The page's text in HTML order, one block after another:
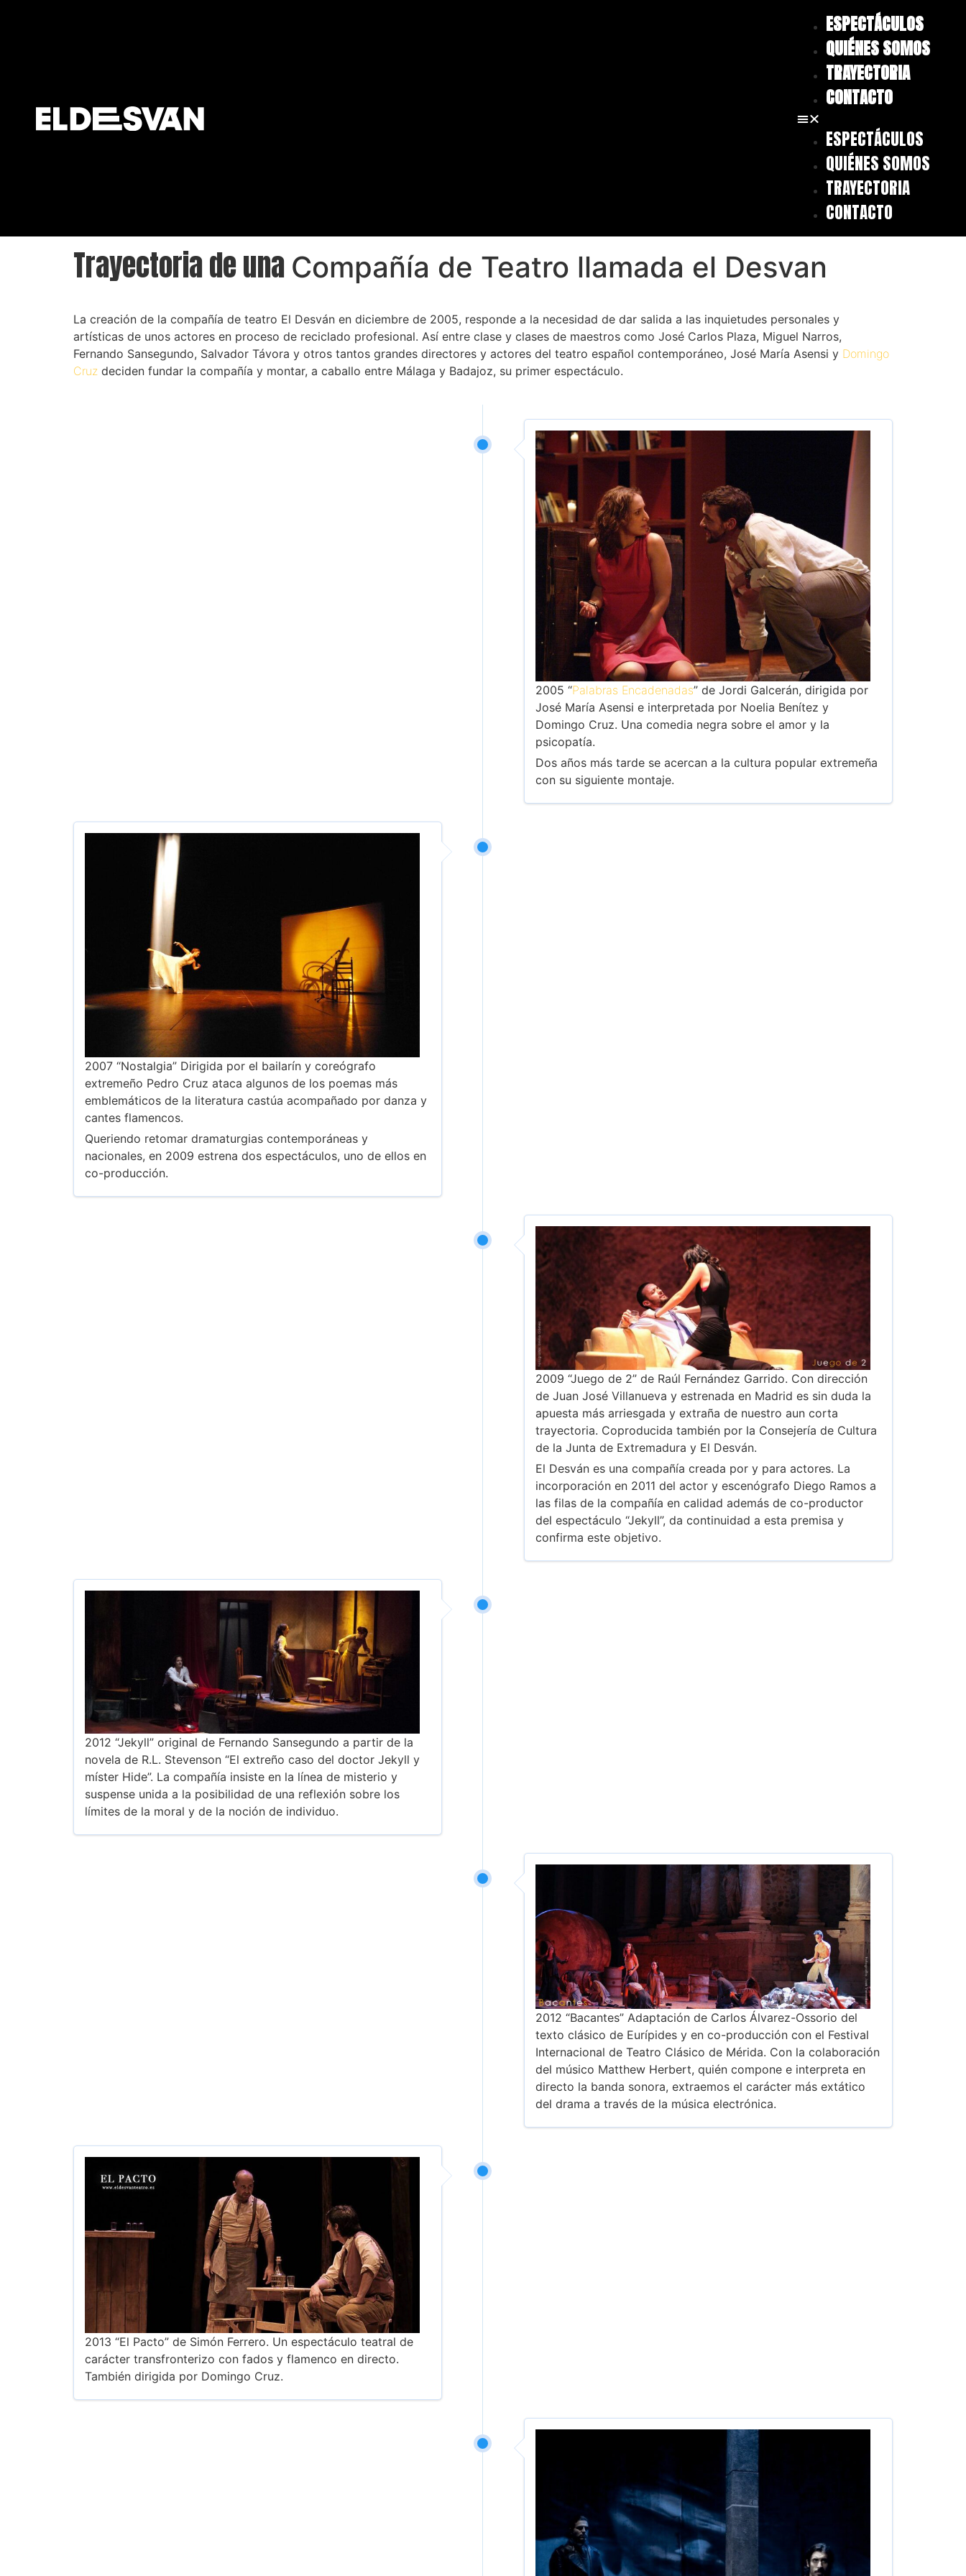
ESPECTÁCULOS
QUIÉNES SOMOS
TRAYECTORIA
CONTACTO
ESPECTÁCULOS
QUIÉNES SOMOS
TRAYECTORIA
CONTACTO
Trayectoria de una Compañía de Teatro llamada el Desvan
La creación de la compañía de teatro El Desván en diciembre de 2005, responde a la necesidad de dar salida a las inquietudes personales y
artísticas de unos actores en proceso de reciclado profesional. Así entre clase y clases de maestros como José Carlos Plaza, Miguel Narros,
Fernando Sansegundo, Salvador Távora y otros tantos grandes directores y actores del teatro español contemporáneo, José María Asensi y Domingo
Cruz deciden fundar la compañía y montar, a caballo entre Málaga y Badajoz, su primer espectáculo.
2005 “Palabras Encadenadas” de Jordi Galcerán, dirigida por
José María Asensi e interpretada por Noelia Benítez y
Domingo Cruz. Una comedia negra sobre el amor y la
psicopatía.
Dos años más tarde se acercan a la cultura popular extremeña
con su siguiente montaje.
2007 “Nostalgia” Dirigida por el bailarín y coreógrafo
extremeño Pedro Cruz ataca algunos de los poemas más
emblemáticos de la literatura castúa acompañado por danza y
cantes flamencos.
Queriendo retomar dramaturgias contemporáneas y
nacionales, en 2009 estrena dos espectáculos, uno de ellos en
co-producción.
2009 “Juego de 2” de Raúl Fernández Garrido. Con dirección
de Juan José Villanueva y estrenada en Madrid es sin duda la
apuesta más arriesgada y extraña de nuestro aun corta
trayectoria. Coproducida también por la Consejería de Cultura
de la Junta de Extremadura y El Desván.
El Desván es una compañía creada por y para actores. La
incorporación en 2011 del actor y escenógrafo Diego Ramos a
las filas de la compañía en calidad además de co-productor
del espectáculo “Jekyll”, da continuidad a esta premisa y
confirma este objetivo.
2012 “Jekyll” original de Fernando Sansegundo a partir de la
novela de R.L. Stevenson “El extreño caso del doctor Jekyll y
míster Hide”. La compañía insiste en la línea de misterio y
suspense unida a la posibilidad de una reflexión sobre los
límites de la moral y de la noción de individuo.
2012 “Bacantes” Adaptación de Carlos Álvarez-Ossorio del
texto clásico de Eurípides y en co-producción con el Festival
Internacional de Teatro Clásico de Mérida. Con la colaboración
del músico Matthew Herbert, quién compone e interpreta en
directo la banda sonora, extraemos el carácter más extático
del drama a través de la música electrónica.
2013 “El Pacto” de Simón Ferrero. Un espectáculo teatral de
carácter transfronterizo con fados y flamenco en directo.
También dirigida por Domingo Cruz.